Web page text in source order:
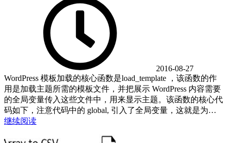
2016-08-27
WordPress 模板加载的核心函数是load_template ，该函数的作
用是加载主题所需的模板文件，并把展示 WordPress 内容需要
的全局变量传入这些文件中，用来显示主题。该函数的核心代
码如下，注意代码中的 global, 引入了全局变量，这就是为…
继续阅读